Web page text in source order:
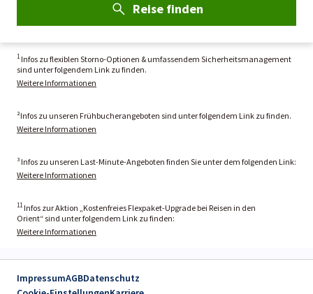
Reise finden
1 Infos zu flexiblen Storno-Optionen & umfassendem Sicherheitsmanagement
sind unter folgendem Link zu finden.
Weitere Informationen
²Infos zu unseren Frühbucherangeboten sind unter folgendem Link zu finden.
Weitere Informationen
³ Infos zu unseren Last-Minute-Angeboten finden Sie unter dem folgenden Link:
Weitere Informationen
11 Infos zur Aktion „Kostenfreies Flexpaket-Upgrade bei Reisen in den
Orient“ sind unter folgendem Link zu finden:
Weitere Informationen
ImpressumAGBDatenschutz